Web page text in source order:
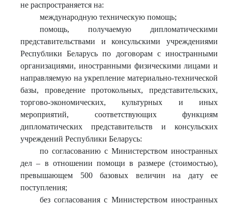
не распространяется на:
международную техническую помощь;
помощь, получаемую дипломатическими
представительствами и консульскими учреждениями
Республики Беларусь по договорам с иностранными
организациями, иностранными физическими лицами и
направляемую на укрепление материально-технической
базы, проведение протокольных, представительских,
торгово-экономических, культурных и иных
мероприятий, соответствующих функциям
дипломатических представительств и консульских
учреждений Республики Беларусь:
по согласованию с Министерством иностранных
дел – в отношении помощи в размере (стоимостью),
превышающем 500 базовых величин на дату ее
поступления;
без согласования с Министерством иностранных